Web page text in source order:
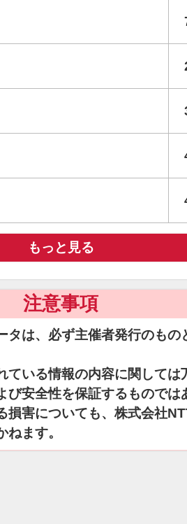
もっと見る
注意事項
タは、必ず主催者発行のもの
ている情報の内容に関しては
び安全性を保証するものでは
損害についても、株式会社
ます。